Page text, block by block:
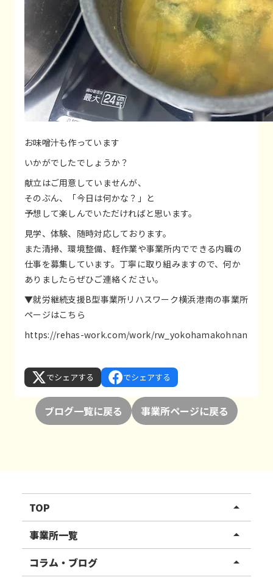
お味噌汁も作っています
いかがでしたでしょうか？
献立はご用意していませんが、
そのぶん、「今日は何かな？」と
予想して楽しんでいただければと思います。
見学、体験、随時対応しております。
また清掃、環境整備、軽作業や事業所内でできる内職の
仕事を募集しています。丁寧に取り組みますので、何か
ありましたらぜひご連絡ください。
▼就労継続支援B型事業所リハスワーク横浜港南の事業所
ページはこちら
https://rehas-work.com/work/rw_yokohamakohnan
でシェアする でシェアする
ブログ一覧に戻る 事業所ページに戻る
TOP arrow_drop_up
リハスワーク
リハスファーム
事業所一覧 arrow_drop_up
関東エリア
コラム・ブログ arrow_drop_up